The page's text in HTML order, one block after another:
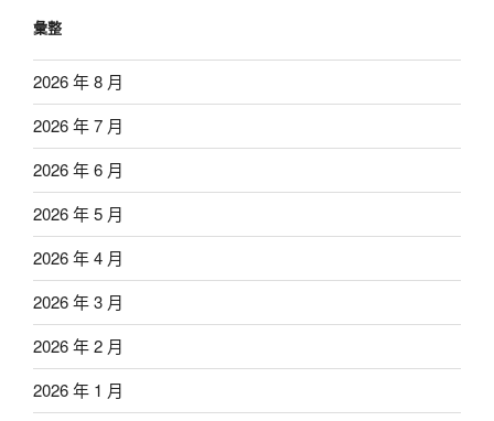
彙整
2026 年 8 月
2026 年 7 月
2026 年 6 月
2026 年 5 月
2026 年 4 月
2026 年 3 月
2026 年 2 月
2026 年 1 月